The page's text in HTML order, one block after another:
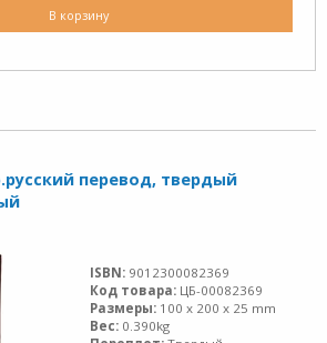
В корзину
перевод, твердый
ISBN: 9012300082369
Код товара: ЦБ-00082369
Размеры: 100 x 200 x 25 mm
Вес: 0.390kg